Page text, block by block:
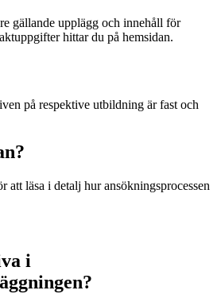
gällande upplägg och innehåll för
hittar du på hemsidan.
på respektive utbildning är fast och
att läsa i detalj hur ansökningsprocessen
i